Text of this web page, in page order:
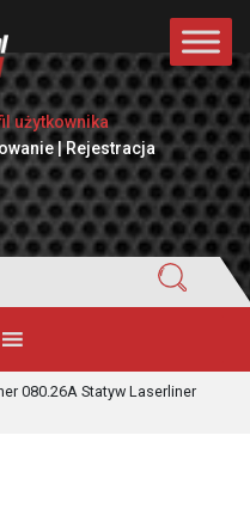
użytkownika
| Rejestracja
080.26A Statyw Laserliner